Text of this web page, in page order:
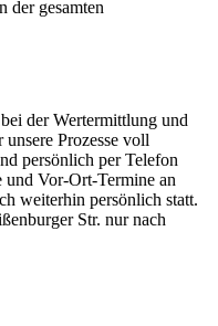
der gesamten
der Wertermittlung und
Prozesse voll
persönlich per Telefon
Vor-Ort-Termine an
weiterhin persönlich statt.
Str. nur nach